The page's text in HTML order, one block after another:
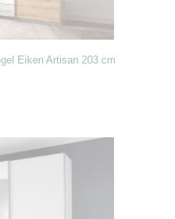
Eiken Artisan 203 cm